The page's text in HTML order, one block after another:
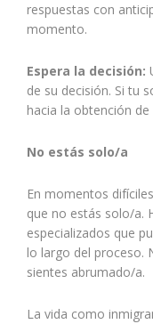
respuestas con
momento.
Espera la decisión:
de su decisión. Si tu
hacia la obtención
No estás solo/a
En momentos
que no estás solo/a.
especializados que
lo largo del proceso.
sientes abrumado/a.
La vida como